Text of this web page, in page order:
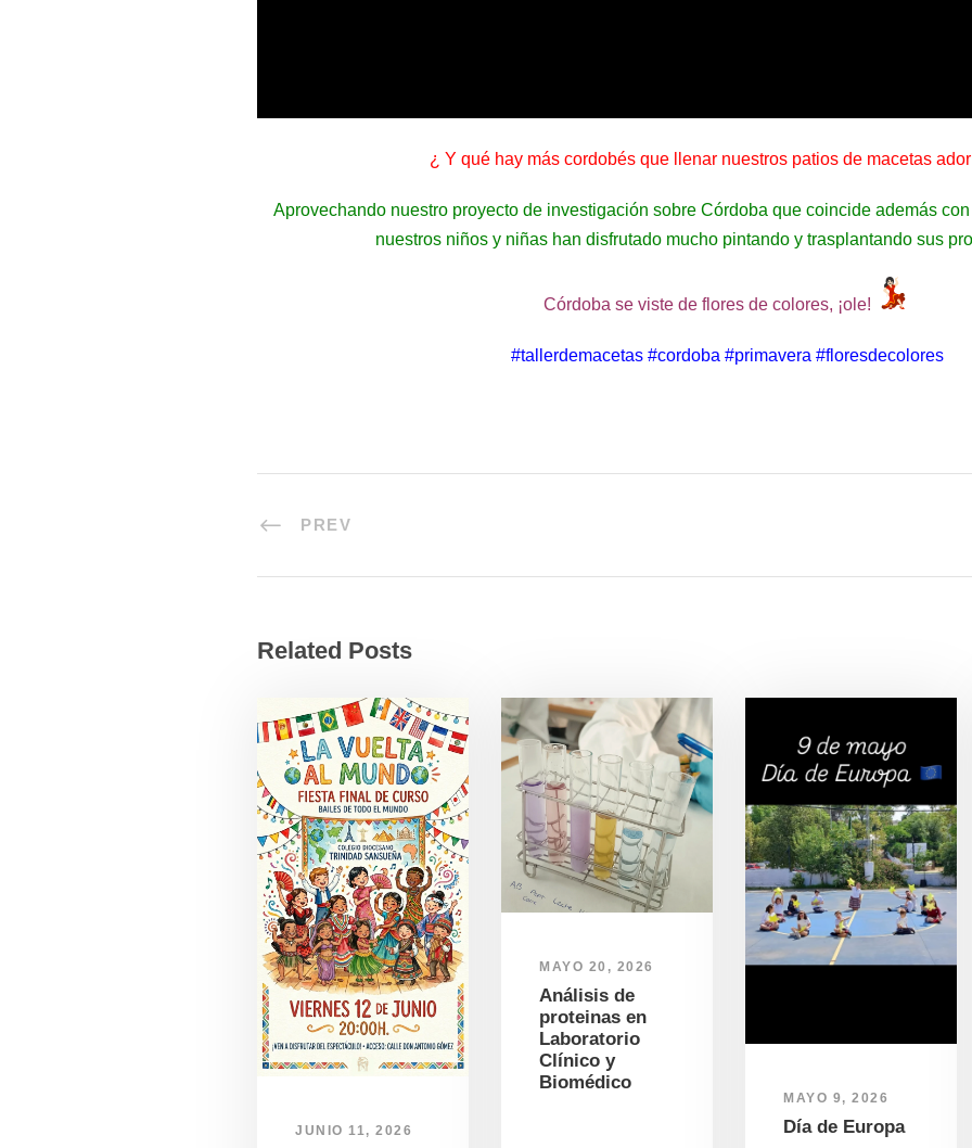
¿ Y qué hay más cordobés que llenar nuestros patios de macetas
Aprovechando nuestro proyecto de investigación sobre Córdoba que coincide además
nuestros niños y niñas han disfrutado mucho pintando y trasplantando sus
Córdoba se viste de flores de colores, ¡ole!
#tallerdemacetas #cordoba #primavera #floresdecolores
PREV
Related Posts
JUNIO 11, 2026
MAYO 20, 2026
Análisis de
proteinas en
Laboratorio
Clínico y
Biomédico
MAYO 9, 2026
Día de Europa